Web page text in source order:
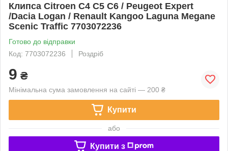
Клипса Citroen С4 C5 С6 / Peugeot Expert
/Dacia Logan / Renault Kangoo Laguna Megane
Scenic Traffic 7703072236
Готово до відправки
Код: 7703072236
Роздріб
9 ₴
Мінімальна сума замовлення на сайті — 200 ₴
Купити
або
Купити з